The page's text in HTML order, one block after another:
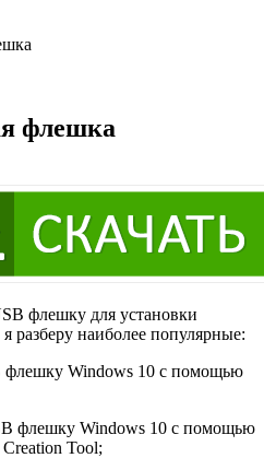
флешка
флешку для установки
разберу наиболее популярные:
флешку Windows 10 с помощью
флешку Windows 10 с помощью
Tool;